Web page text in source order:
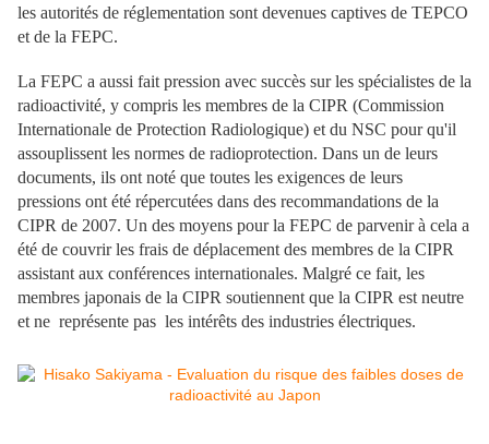
les autorités de réglementation sont devenues captives de TEPCO
et de la FEPC.
La FEPC a aussi fait pression avec succès sur les spécialistes de la
radioactivité, y compris les membres de la CIPR (Commission
Internationale de Protection Radiologique) et du NSC pour qu'il
assouplissent les normes de radioprotection. Dans un de leurs
documents, ils ont noté que toutes les exigences de leurs
pressions ont été répercutées dans des recommandations de la
CIPR de 2007. Un des moyens pour la FEPC de parvenir à cela a
été de couvrir les frais de déplacement des membres de la CIPR
assistant aux conférences internationales. Malgré ce fait, les
membres japonais de la CIPR soutiennent que la CIPR est neutre
et ne représente pas les intérêts des industries électriques.